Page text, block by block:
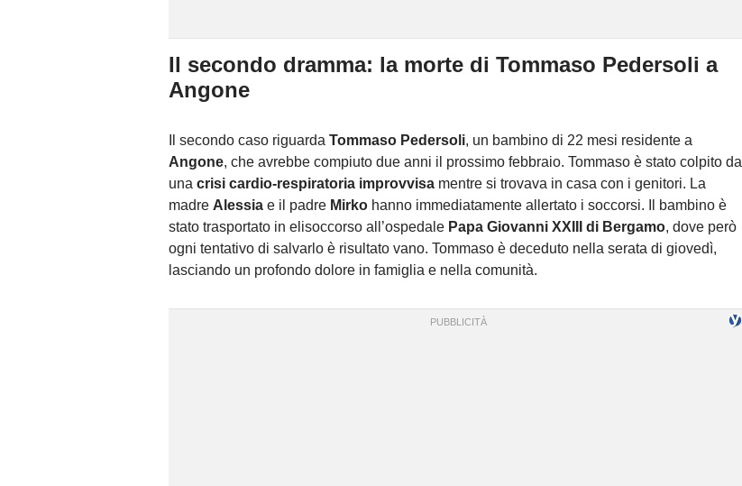
Il secondo dramma: la morte di Tommaso Pedersoli a
Angone
Il secondo caso riguarda Tommaso Pedersoli, un bambino di 22 mesi residente a
Angone, che avrebbe compiuto due anni il prossimo febbraio. Tommaso è stato colpito da
una crisi cardio-respiratoria improvvisa mentre si trovava in casa con i genitori. La
madre Alessia e il padre Mirko hanno immediatamente allertato i soccorsi. Il bambino è
stato trasportato in elisoccorso all’ospedale Papa Giovanni XXIII di Bergamo, dove però
ogni tentativo di salvarlo è risultato vano. Tommaso è deceduto nella serata di giovedì,
lasciando un profondo dolore in famiglia e nella comunità.